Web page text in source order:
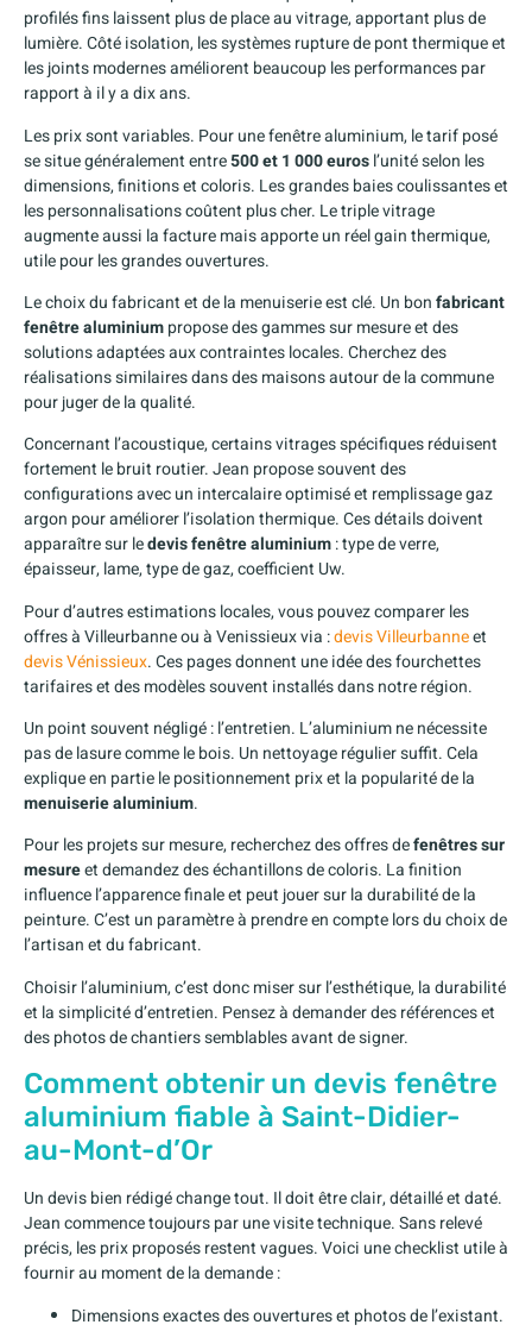
profilés fins laissent plus de place au vitrage, apportant plus de
lumière. Côté isolation, les systèmes rupture de pont thermique et
les joints modernes améliorent beaucoup les performances par
rapport à il y a dix ans.
Les prix sont variables. Pour une fenêtre aluminium, le tarif posé
se situe généralement entre500 et 1 000 eurosl’unité selon les
dimensions, finitions et coloris. Les grandes baies coulissantes et
les personnalisations coûtent plus cher. Le triple vitrage
augmente aussi la facture mais apporte un réel gain thermique,
utile pour les grandes ouvertures.
Le choix du fabricant et de la menuiserie est clé. Un bonfabricant
fenêtre aluminiumpropose des gammes sur mesure et des
solutions adaptées aux contraintes locales. Cherchez des
réalisations similaires dans des maisons autour de la commune
pour juger de la qualité.
Concernant l’acoustique, certains vitrages spécifiques réduisent
fortement le bruit routier. Jean propose souvent des
configurations avec un intercalaire optimisé et remplissage gaz
argon pour améliorer l’isolation thermique. Ces détails doivent
apparaître sur ledevis fenêtre aluminium: type de verre,
épaisseur, lame, type de gaz, coefficient Uw.
Pour d’autres estimations locales, vous pouvez comparer les
offres à Villeurbanne ou à Venissieux via :devis Villeurbanneet
devis Vénissieux. Ces pages donnent une idée des fourchettes
tarifaires et des modèles souvent installés dans notre région.
Un point souvent négligé : l’entretien. L’aluminium ne nécessite
pas de lasure comme le bois. Un nettoyage régulier suffit. Cela
explique en partie le positionnement prix et la popularité de la
menuiserie aluminium.
Pour les projets sur mesure, recherchez des offres defenêtres sur
mesureet demandez des échantillons de coloris. La finition
influence l’apparence finale et peut jouer sur la durabilité de la
peinture. C’est un paramètre à prendre en compte lors du choix de
l’artisan et du fabricant.
Choisir l’aluminium, c’est donc miser sur l’esthétique, la durabilité
et la simplicité d’entretien. Pensez à demander des références et
des photos de chantiers semblables avant de signer.
Comment obtenir un devis fenêtre
aluminium fiable à Saint-Didier-
au-Mont-d’Or
Un devis bien rédigé change tout. Il doit être clair, détaillé et daté.
Jean commence toujours par une visite technique. Sans relevé
précis, les prix proposés restent vagues. Voici une checklist utile à
fournir au moment de la demande :
Dimensions exactes des ouvertures et photos de l’existant.